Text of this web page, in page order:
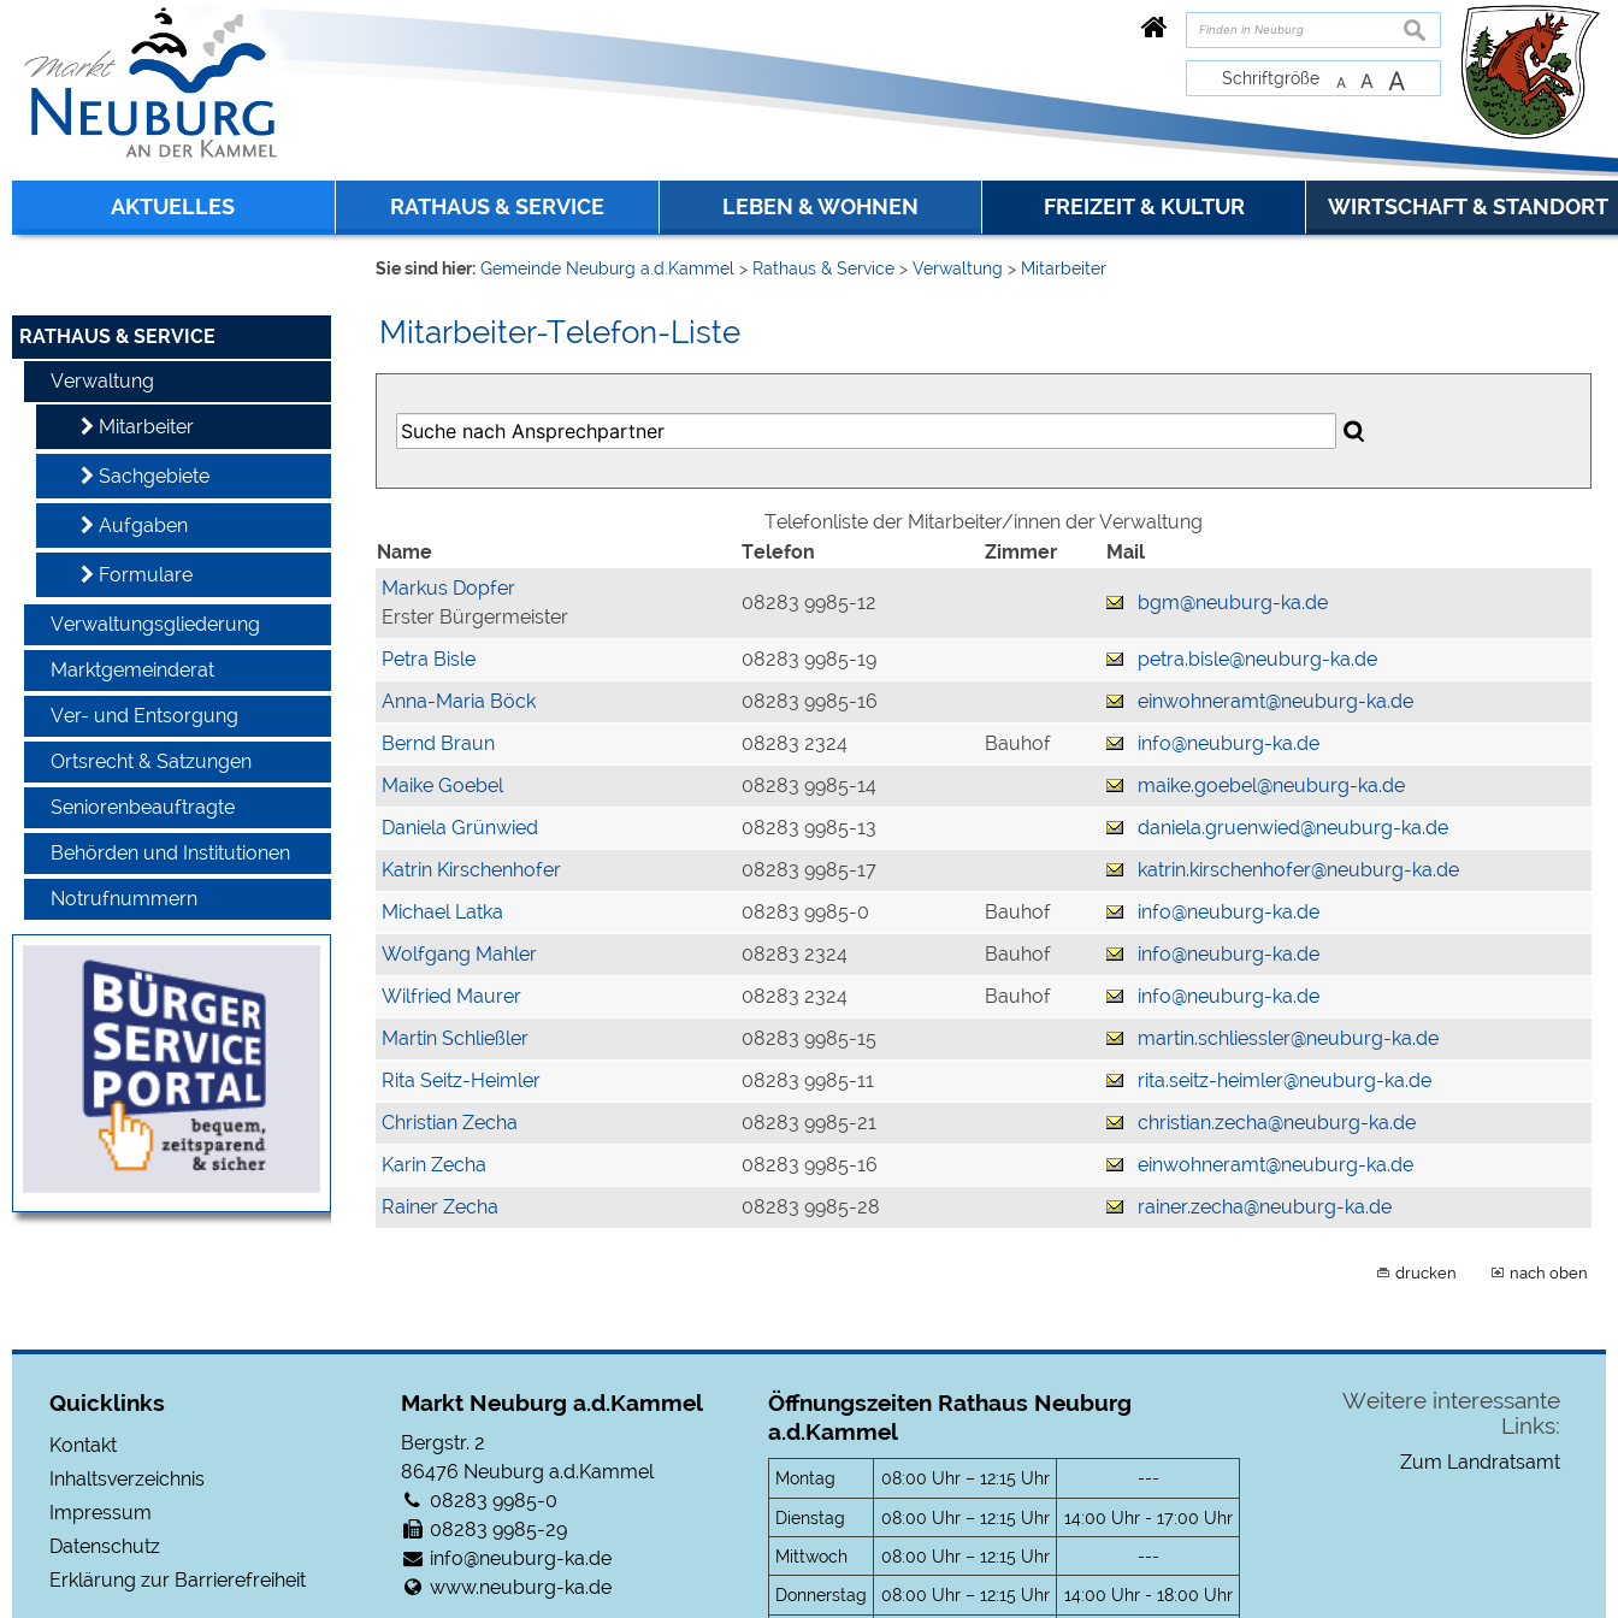
zur Navigation oder zur Startseitespringen.
suchen
Schriftgröße A A A
AKTUELLES RATHAUS & SERVICE LEBEN & WOHNEN FREIZEIT & KULTUR WIRTSCHAFT & STANDORT
RATHAUS & SERVICE
Verwaltung
Mitarbeiter
Sachgebiete
Aufgaben
Formulare
Verwaltungsgliederung
Marktgemeinderat
Ver- und Entsorgung
Ortsrecht & Satzungen
Seniorenbeauftragte
Behörden und Institutionen
Notrufnummern
Sie sind hier: Gemeinde Neuburg a.d.Kammel > Rathaus & Service > Verwaltung > Mitarbeiter
Mitarbeiter-Telefon-Liste
Telefonliste der Mitarbeiter/innen der Verwaltung
Name
Telefon Zimmer
Mail
Markus Dopfer
Erster Bürgermeister
08283 9985-12 bgm@neuburg-ka.de
Petra Bisle 08283 9985-19
petra.bisle@neuburg-ka.de
Anna-Maria Böck
08283 9985-16
einwohneramt@neuburg-ka.de
Bernd Braun
08283 2324 Bauhof
info@neuburg-ka.de
Maike Goebel
08283 9985-14
maike.goebel@neuburg-ka.de
Daniela Grünwied
08283 9985-13
daniela.gruenwied@neuburg-ka.de
Katrin Kirschenhofer
08283 9985-17
katrin.kirschenhofer@neuburg-ka.de
Michael Latka
08283 9985-0 Bauhof
info@neuburg-ka.de
Wolfgang Mahler
08283 2324 Bauhof
info@neuburg-ka.de
Wilfried Maurer
08283 2324 Bauhof
info@neuburg-ka.de
Martin Schließler
08283 9985-15
martin.schliessler@neuburg-ka.de
Rita Seitz-Heimler
08283 9985-11
rita.seitz-heimler@neuburg-ka.de
Christian Zecha
08283 9985-21
christian.zecha@neuburg-ka.de
Karin Zecha
08283 9985-16
einwohneramt@neuburg-ka.de
Rainer Zecha
08283 9985-28 rainer.zecha@neuburg-ka.de
drucken nach oben
Quicklinks
Kontakt
Inhaltsverzeichnis
Impressum
Datenschutz
Erklärung zur Barrierefreiheit
Markt Neuburg a.d.Kammel
Bergstr. 2
86476 Neuburg a.d.Kammel
08283 9985-0
08283 9985-29
info@neuburg-ka.de
www.neuburg-ka.de
Öffnungszeiten Rathaus Neuburg
a.d.Kammel
Montag 08:00 Uhr – 12:15 Uhr
---
Dienstag
08:00 Uhr – 12:15 Uhr
14:00 Uhr - 17:00 Uhr
Mittwoch
08:00 Uhr – 12:15 Uhr
---
Donnerstag
08:00 Uhr – 12:15 Uhr 14:00 Uhr - 18:00 Uhr
Weitere interessante
Links:
Zum Landratsamt